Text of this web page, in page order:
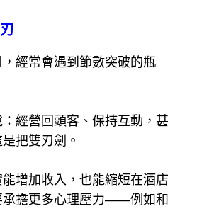
經常會遇到節數突破的瓶
經營回頭客、保持互動，甚
把雙刃劍。
增加收入，也能縮短在酒店
承擔更多心理壓力——例如和